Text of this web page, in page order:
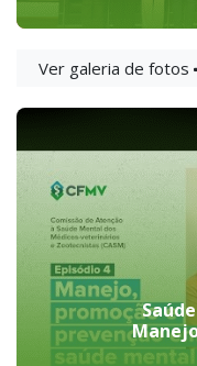
Ver galeria de fotos